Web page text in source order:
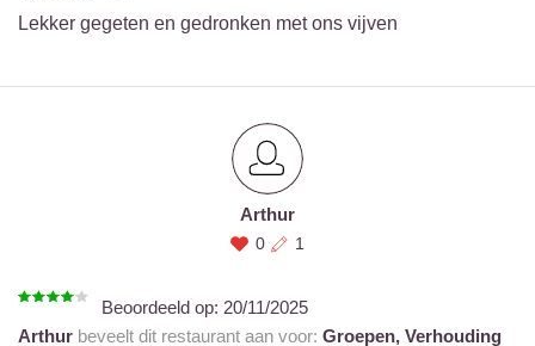
Lekker gegeten en gedronken met ons vijven
Arthur
0 1
Beoordeeld op: 20/11/2025
Arthur beveelt dit restaurant aan voor: Groepen, Verhouding